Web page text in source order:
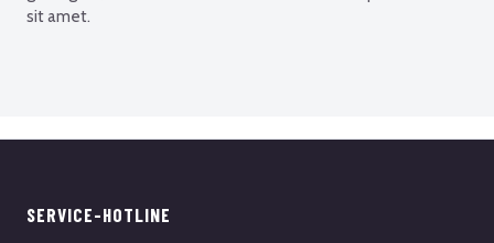
sit amet.
SERVICE-HOTLINE